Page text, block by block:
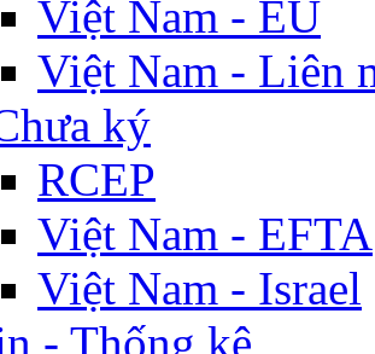
Việt Nam - EU
Việt Nam - Liên
ký
RCEP
Việt Nam - EFTA
Việt Nam - Israel
- Thống kê